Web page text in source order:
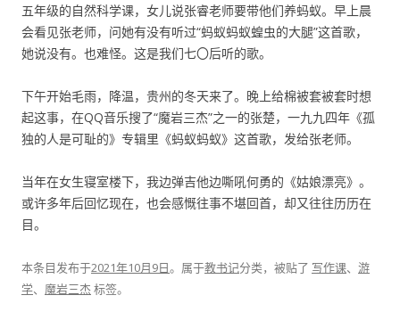
五年级的自然科学课，女儿说张睿老师要带他们养蚂蚁。早上晨
会看见张老师，问她有没有听过“蚂蚁蚂蚁蝗虫的大腿”这首歌，
她说没有。也难怪。这是我们七〇后听的歌。
下午开始毛雨，降温，贵州的冬天来了。晚上给棉被套被套时想
起这事，在QQ音乐搜了“魔岩三杰”之一的张楚，一九九四年《孤
独的人是可耻的》专辑里《蚂蚁蚂蚁》这首歌，发给张老师。
当年在女生寝室楼下，我边弹吉他边嘶吼何勇的《姑娘漂亮》。
或许多年后回忆现在，也会感慨往事不堪回首，却又往往历历在
目。
本条目发布于2021年10月9日。属于教书记分类，被贴了 写作课、 游
学、 魔岩三杰 标签。